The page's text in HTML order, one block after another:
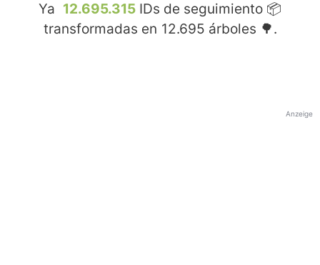
Ya 12.695.315 IDs de seguimiento 📦
transformadas en 12.695 árboles 🌳.
Anzeige